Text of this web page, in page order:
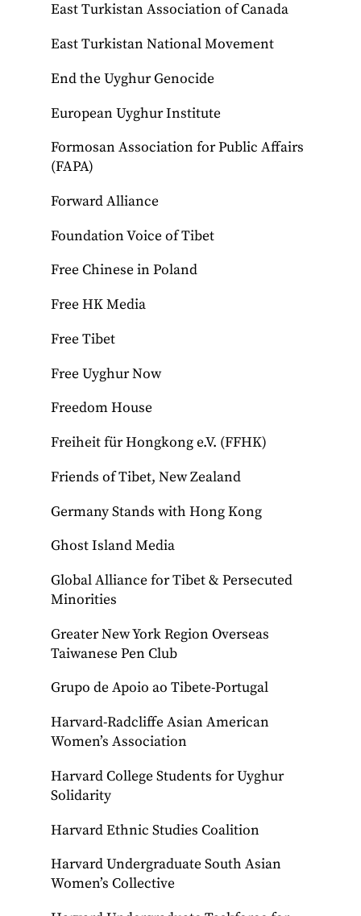
East Turkistan Association of Canada
East Turkistan National Movement
End the Uyghur Genocide
European Uyghur Institute
Formosan Association for Public Affairs
(FAPA)
Forward Alliance
Foundation Voice of Tibet
Free Chinese in Poland
Free HK Media
Free Tibet
Free Uyghur Now
Freedom House
Freiheit für Hongkong e.V. (FFHK)
Friends of Tibet, New Zealand
Germany Stands with Hong Kong
Ghost Island Media
Global Alliance for Tibet & Persecuted
Minorities
Greater New York Region Overseas
Taiwanese Pen Club
Grupo de Apoio ao Tibete-Portugal
Harvard-Radcliffe Asian American
Women’s Association
Harvard College Students for Uyghur
Solidarity
Harvard Ethnic Studies Coalition
Harvard Undergraduate South Asian
Women’s Collective